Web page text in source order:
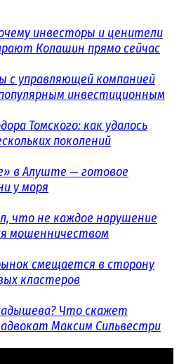
инвесторы и ценители
Колашин прямо сейчас
с управляющей компанией
инвестиционным
Томского: как удалось
поколений
в Алуште — готовое
у моря
что не каждое нарушение
мошенничеством
смещается в сторону
кластеров
Что скажет
Максим Сильвестри